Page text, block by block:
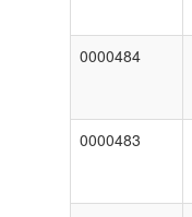
0000484
0000483